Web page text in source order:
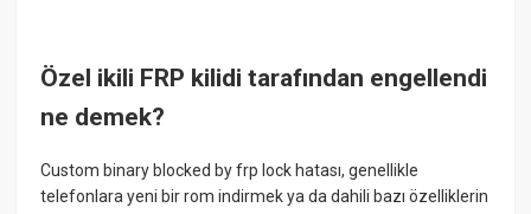
Özel ikili FRP kilidi tarafından engellendi
ne demek?
Custom binary blocked by frp lock hatası, genellikle
telefonlara yeni bir rom indirmek ya da dahili bazı özelliklerin